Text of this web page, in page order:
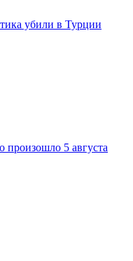
убили в Турции
произошло 5 августа